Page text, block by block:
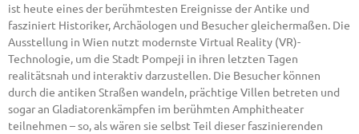
ist heute eines der berühmtesten Ereignisse der Antike und
fasziniert Historiker, Archäologen und Besucher gleichermaßen. Die
Ausstellung in Wien nutzt modernste Virtual Reality (VR)-
Technologie, um die Stadt Pompeji in ihren letzten Tagen
realitätsnah und interaktiv darzustellen. Die Besucher können
durch die antiken Straßen wandeln, prächtige Villen betreten und
sogar an Gladiatorenkämpfen im berühmten Amphitheater
teilnehmen – so, als wären sie selbst Teil dieser faszinierenden